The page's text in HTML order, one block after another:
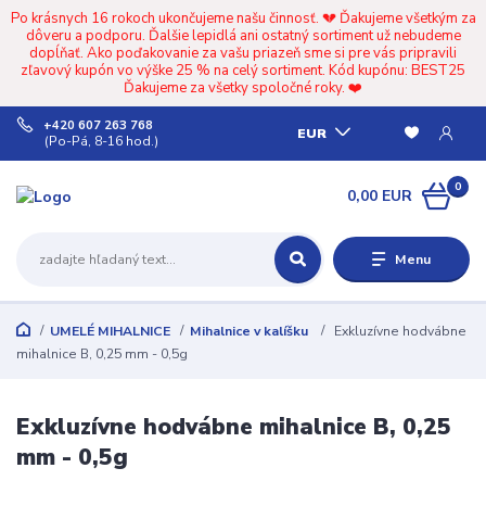
Po krásnych 16 rokoch ukončujeme našu činnosť. 💔 Ďakujeme všetkým za
dôveru a podporu. Ďalšie lepidlá ani ostatný sortiment už nebudeme
dopĺňať. Ako poďakovanie za vašu priazeň sme si pre vás pripravili
zľavový kupón vo výške 25 % na celý sortiment. Kód kupónu: BEST25
Ďakujeme za všetky spoločné roky. ❤️
Menu
EUR
+420 607 263 768
(Po-Pá, 8-16 hod.)
0
0,00 EUR
UMELÉ MIHALNICE Mihalnice v kalíšku
Exkluzívne hodvábne
mihalnice B, 0,25 mm - 0,5g
Exkluzívne hodvábne mihalnice B, 0,25
mm - 0,5g